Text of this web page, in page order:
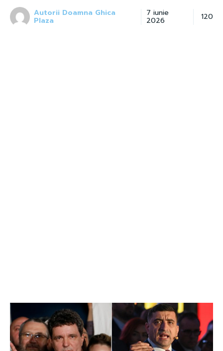
Autorii Doamna Ghica
Plaza
7 iunie
2026 120